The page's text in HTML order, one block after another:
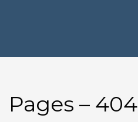
Pages – 404